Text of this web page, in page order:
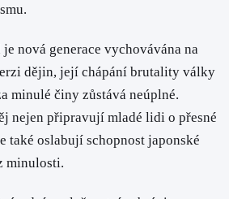
nová generace vychovávána na
dějin, její chápání brutality války
minulé činy zůstává neúplné.
nejen připravují mladé lidi o přesné
také oslabují schopnost japonské
minulosti.